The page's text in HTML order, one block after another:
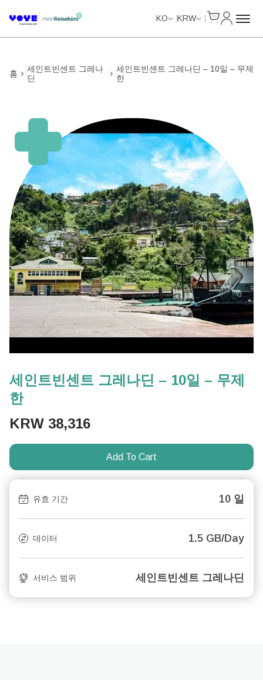
KO KRW
홈
세인트빈센트 그레나
딘
세인트빈센트 그레나딘 – 10일 – 무제
한
세인트빈센트 그레나딘 – 10일 – 무제
한
KRW 38,316
Add To Cart
유효 기간 10 일
데이터 1.5 GB/Day
서비스 범위 세인트빈센트 그레나딘